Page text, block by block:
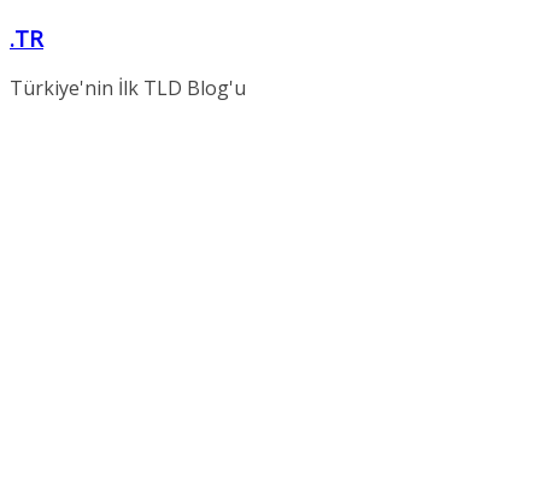
Skip
content
.TR
Türkiye'nin İlk TLD Blog'u